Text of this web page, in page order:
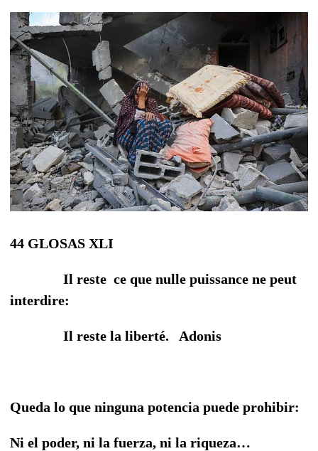
44 GLOSAS XLI
Il reste ce que nulle puissance ne peut
interdire:
Il reste la liberté. Adonis
Queda lo que ninguna potencia puede prohibir:
Ni el poder, ni la fuerza, ni la riqueza…